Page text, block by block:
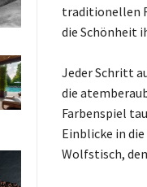
traditionellen
die Schönheit
Jeder Schritt
die
Farbenspiel
Einblicke in
Wolfstisch,